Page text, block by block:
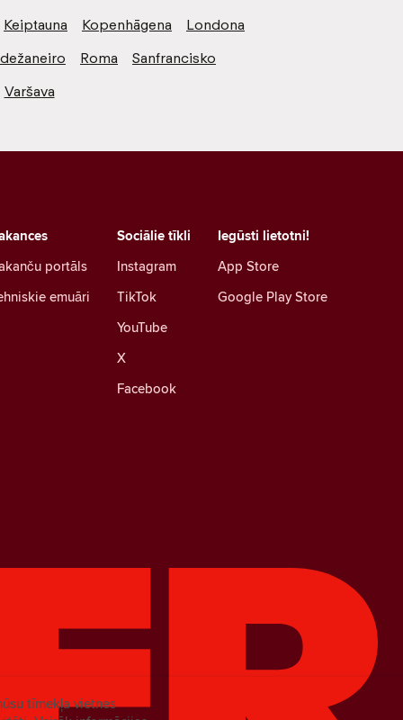
Keiptauna Kopenhāgena
Londona
Roma
Sanfrancisko
Varšava
Sociālie tīkli
Instagram
TikTok
YouTube
X
Facebook
portāls
emuāri
Iegūsti lietotni!
App Store
Google Play Store
tīmekļa vietnes